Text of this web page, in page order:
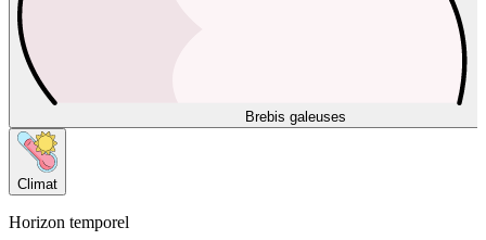
Brebis galeuses
Climat
Horizon temporel